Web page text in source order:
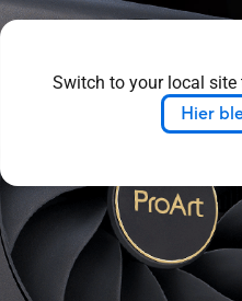
Switch to your local
Hier